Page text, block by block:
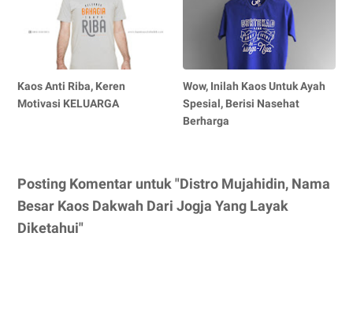
Kaos Anti Riba, Keren
Motivasi KELUARGA
Wow, Inilah Kaos Untuk Ayah
Spesial, Berisi Nasehat
Berharga
Posting Komentar untuk "Distro Mujahidin, Nama
Besar Kaos Dakwah Dari Jogja Yang Layak
Diketahui"